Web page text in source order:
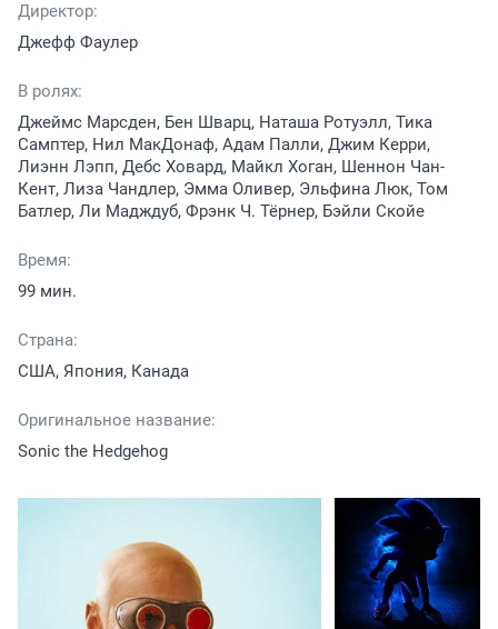
Директор:
Джефф Фаулер
В ролях:
Джеймс Марсден, Бен Шварц, Наташа Ротуэлл, Тика
Самптер, Нил МакДонаф, Адам Палли, Джим Керри,
Лиэнн Лэпп, Дебс Ховард, Майкл Хоган, Шеннон Чан-
Кент, Лиза Чандлер, Эмма Оливер, Эльфина Люк, Том
Батлер, Ли Мадждуб, Фрэнк Ч. Тёрнер, Бэйли Скойе
Время:
99 мин.
Страна:
США, Япония, Канада
Оригинальное название:
Sonic the Hedgehog